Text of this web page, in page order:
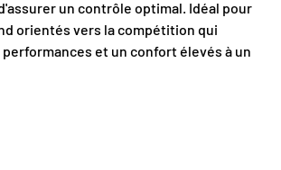
un contrôle optimal. Idéal pour
orientés vers la compétition qui
et un confort élevés à un
VOUS À NOTRE INFOLETTRE